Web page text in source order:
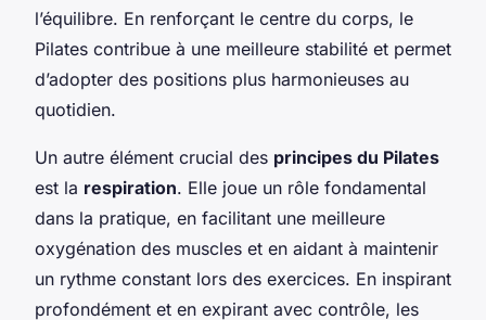
l’équilibre. En renforçant le centre du corps, le
Pilates contribue à une meilleure stabilité et permet
d’adopter des positions plus harmonieuses au
quotidien.
Un autre élément crucial des principes du Pilates
est la respiration. Elle joue un rôle fondamental
dans la pratique, en facilitant une meilleure
oxygénation des muscles et en aidant à maintenir
un rythme constant lors des exercices. En inspirant
profondément et en expirant avec contrôle, les